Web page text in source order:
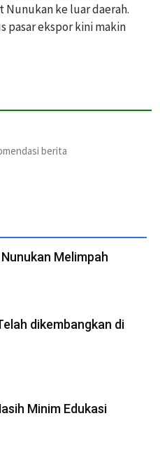
ke luar daerah.
pasar ekspor kini makin
berita
Melimpah
dikembangkan di
Minim Edukasi